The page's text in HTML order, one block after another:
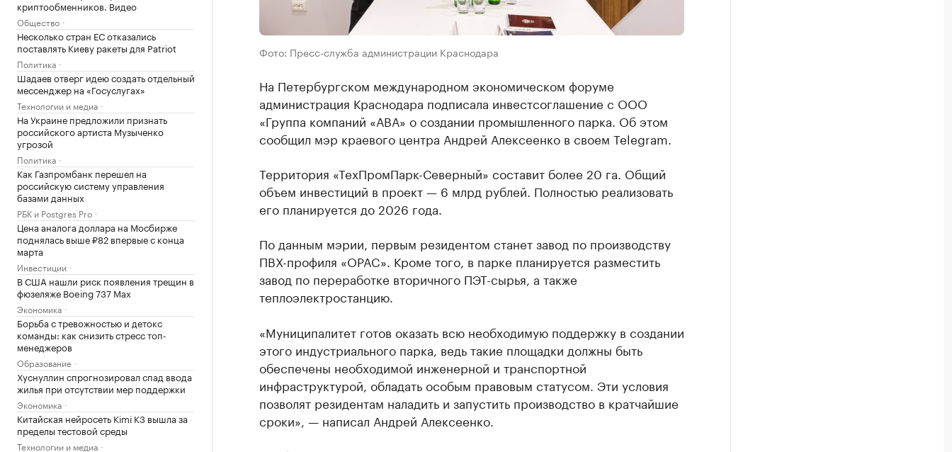
криптообменников. Видео
Общество
Несколько стран ЕС отказались
поставлять Киеву ракеты для Patriot
Политика
Шадаев отверг идею создать отдельный
мессенджер на «Госуслугах»
Технологии и медиа
На Украине предложили признать
российского артиста Музыченко
угрозой
Политика
Как Газпромбанк перешел на
российскую систему управления
базами данных
РБК и Postgres Pro
Цена аналога доллара на Мосбирже
поднялась выше ₽82 впервые с конца
марта
Инвестиции
В США нашли риск появления трещин в
фюзеляже Boeing 737 Max
Экономика
Борьба с тревожностью и детокс
команды: как снизить стресс топ-
менеджеров
Образование
Хуснуллин спрогнозировал спад ввода
жилья при отсутствии мер поддержки
Экономика
Китайская нейросеть Kimi K3 вышла за
пределы тестовой среды
Технологии и медиа
Фото: Пресс-служба администрации Краснодара
На Петербургском международном экономическом форуме
администрация Краснодара подписала инвестсоглашение с ООО
«Группа компаний «АВА» о создании промышленного парка. Об этом
сообщил мэр краевого центра Андрей Алексеенко в своем Telegram.
Территория «ТехПромПарк-Северный» составит более 20 га. Общий
объем инвестиций в проект — 6 млрд рублей. Полностью реализовать
его планируется до 2026 года.
По данным мэрии, первым резидентом станет завод по производству
ПBX-профиля «OPAC». Кроме того, в парке планируется разместить
завод по переработке вторичного ПЭТ-сырья, а также
теплоэлектростанцию.
«Муниципалитет готов оказать всю необходимую поддержку в создании
этого индустриального парка, ведь такие площадки должны быть
обеспечены необходимой инженерной и транспортной
инфраструктурой, обладать особым правовым статусом. Эти условия
позволят резидентам наладить и запустить производство в кратчайшие
сроки», — написал Андрей Алексеенко.